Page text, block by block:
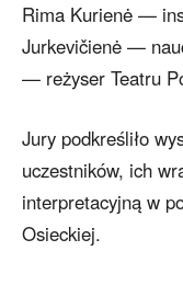
Rima Kurienė —
Jurkevičienė —
— reżyser Teatru
Jury podkreśliło
uczestników, ich
interpretacyjną w
Osieckiej.